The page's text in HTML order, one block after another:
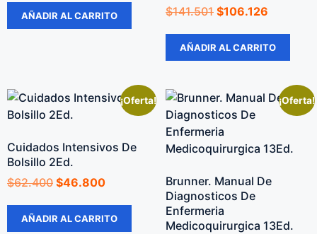
AÑADIR AL CARRITO
$141.501 $106.126
AÑADIR AL CARRITO
¡Oferta!
Cuidados Intensivos De
Bolsillo 2Ed.
$62.400 $46.800
AÑADIR AL CARRITO
¡Oferta!
Brunner. Manual De
Diagnosticos De
Enfermeria
Medicoquirurgica 13Ed.